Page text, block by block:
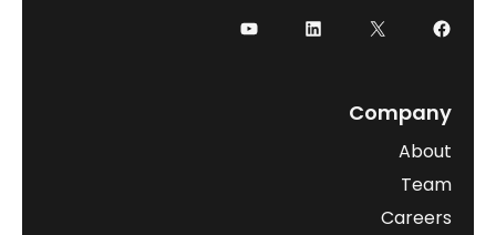
Company
About
Team
Careers